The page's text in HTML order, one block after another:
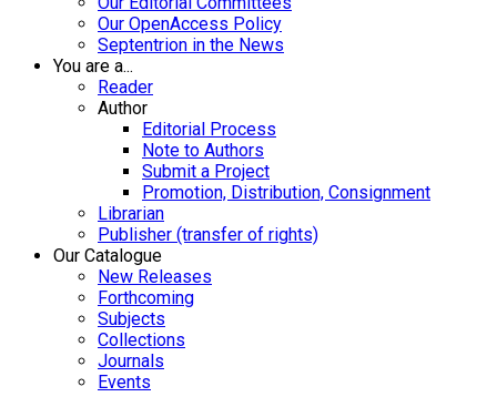
Our OpenAccess Policy
Septentrion in the News
You are a...
Reader
Author
Editorial Process
Note to Authors
Submit a Project
Promotion, Distribution, Consignment
Librarian
Publisher (transfer of rights)
Our Catalogue
New Releases
Forthcoming
Subjects
Collections
Journals
Events